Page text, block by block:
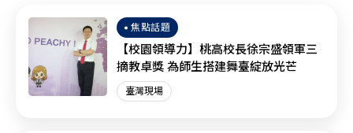
焦點話題
【校園領導力】桃高校長徐宗盛領軍三
摘教卓獎 為師生搭建舞臺綻放光芒
臺灣現場